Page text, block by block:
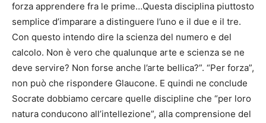
forza apprendere fra le prime…Questa disciplina piuttosto
semplice d’imparare a distinguere l’uno e il due e il tre.
Con questo intendo dire la scienza del numero e del
calcolo. Non è vero che qualunque arte e scienza se ne
deve servire? Non forse anche l’arte bellica?”. “Per forza”,
non può che rispondere Glaucone. E quindi ne conclude
Socrate dobbiamo cercare quelle discipline che “per loro
natura conducono all’intellezione”, alla comprensione del